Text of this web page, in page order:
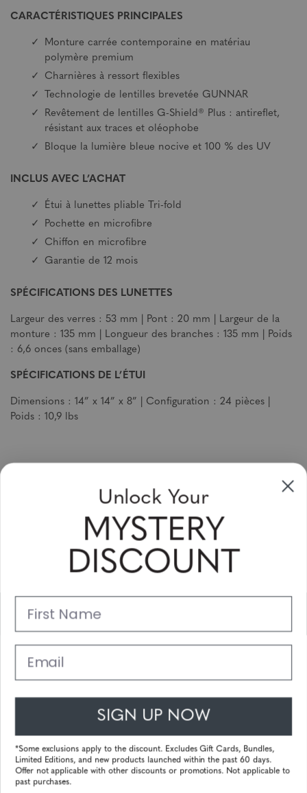
CARACTÉRISTIQUES PRINCIPALES
Monture carrée contemporaine en matériau
polymère premium
Charnières à ressort flexibles
Technologie de lentilles brevetée GUNNAR
Revêtement de lentilles G-Shield® Plus : antireflet,
résistant aux traces et oléophobe
Bloque la lumière bleue nocive et 100 % des UV
INCLUS AVEC L’ACHAT
Étui à lunettes pliable Tri-fold
Pochette en microfibre
Chiffon en microfibre
Garantie de 12 mois
SPÉCIFICATIONS DES LUNETTES
Largeur des verres : 53 mm | Pont : 20 mm | Largeur de la
monture : 135 mm | Longueur des branches : 135 mm | Poids
: 6,6 onces (sans emballage)
SPÉCIFICATIONS DE L’ÉTUI
Dimensions : 14” x 14” x 8” | Configuration : 24 pièces |
Poids : 10,9 lbs
Sign Up & Save
Sale up to 20% off for your next purchase in this month!
Support
Powered byTecframe ERP
Unlock Your
MYSTERY
DISCOUNT
First Name
Email
SIGN UP NOW
*Some exclusions apply to the discount. Excludes Gift Cards, Bundles,
Limited Editions, and new products launched within the past 60 days.
Offer not applicable with other discounts or promotions. Not applicable to
past purchases.